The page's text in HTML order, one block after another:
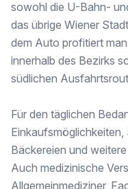
* Photovoltaikanlage &
* Niedrige
* Klimaaktiv GOLD-
Visualisierungen von H [https://
Wir weisen darauf hin, dass zwischen dem Vermittler und
Der Vermittler ist als
sowohl die U-Bahn-
das übrige Wiener
dem Auto profitiert
innerhalb des Bezirks
südlichen
Für den täglichen
Bäckereien und
Auch medizinische
Allgemeinmediziner,